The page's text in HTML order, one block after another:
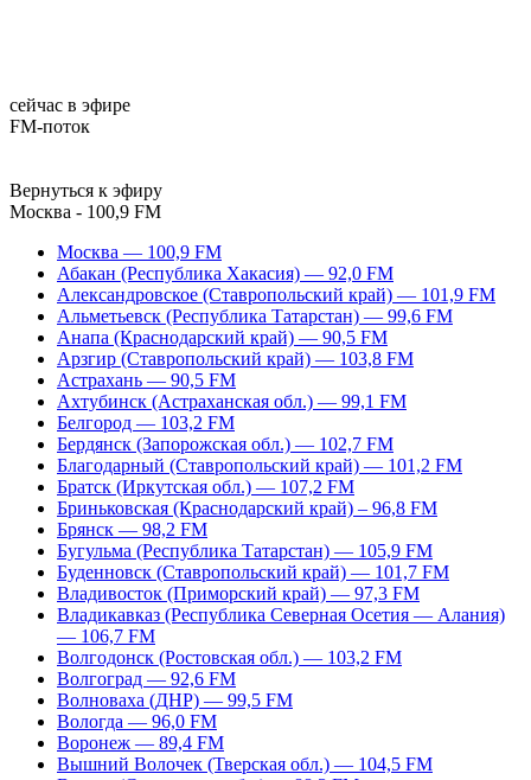
сейчас в эфире
FM-поток
Вернуться к эфиру
Москва - 100,9 FM
Москва — 100,9 FM
Абакан (Республика Хакасия) — 92,0 FM
Александровское (Ставропольский край) — 101,9 FM
Альметьевск (Республика Татарстан) — 99,6 FM
Анапа (Краснодарский край) — 90,5 FM
Арзгир (Ставропольский край) — 103,8 FM
Астрахань — 90,5 FM
Ахтубинск (Астраханская обл.) — 99,1 FM
Белгород — 103,2 FM
Бердянск (Запорожская обл.) — 102,7 FM
Благодарный (Ставропольский край) — 101,2 FM
Братск (Иркутская обл.) — 107,2 FM
Бриньковская (Краснодарский край) – 96,8 FM
Брянск — 98,2 FM
Бугульма (Республика Татарстан) — 105,9 FM
Буденновск (Ставропольский край) — 101,7 FM
Владивосток (Приморский край) — 97,3 FM
Владикавказ (Республика Северная Осетия — Алания)
— 106,7 FM
Волгодонск (Ростовская обл.) — 103,2 FM
Волгоград — 92,6 FM
Волноваха (ДНР) — 99,5 FM
Вологда — 96,0 FM
Воронеж — 89,4 FM
Вышний Волочек (Тверская обл.) — 104,5 FM